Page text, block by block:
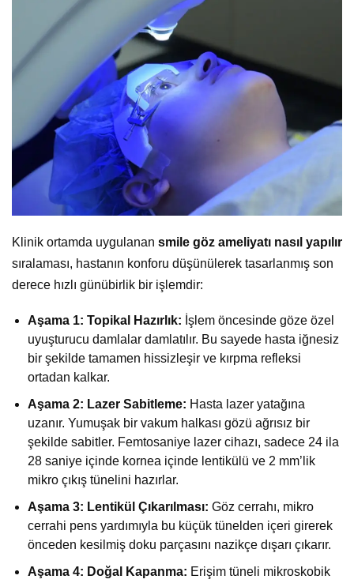
Klinik ortamda uygulanan smile göz ameliyatı nasıl yapılır
sıralaması, hastanın konforu düşünülerek tasarlanmış son
derece hızlı günübirlik bir işlemdir:
Aşama 1: Topikal Hazırlık: İşlem öncesinde göze özel
uyuşturucu damlalar damlatılır. Bu sayede hasta iğnesiz
bir şekilde tamamen hissizleşir ve kırpma refleksi
ortadan kalkar.
Aşama 2: Lazer Sabitleme: Hasta lazer yatağına
uzanır. Yumuşak bir vakum halkası gözü ağrısız bir
şekilde sabitler. Femtosaniye lazer cihazı, sadece 24 ila
28 saniye içinde kornea içinde lentikülü ve 2 mm’lik
mikro çıkış tünelini hazırlar.
Aşama 3: Lentikül Çıkarılması: Göz cerrahı, mikro
cerrahi pens yardımıyla bu küçük tünelden içeri girerek
önceden kesilmiş doku parçasını nazikçe dışarı çıkarır.
Aşama 4: Doğal Kapanma: Erişim tüneli mikroskobik